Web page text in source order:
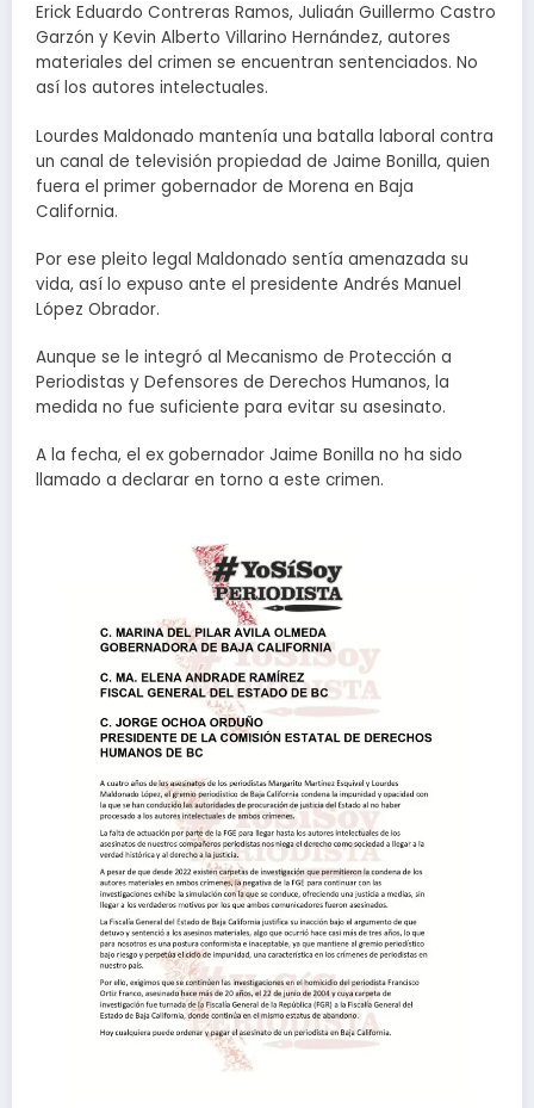
Erick Eduardo Contreras Ramos, Juliaán Guillermo Castro
Garzón y Kevin Alberto Villarino Hernández, autores
materiales del crimen se encuentran sentenciados. No
así los autores intelectuales.
Lourdes Maldonado mantenía una batalla laboral contra
un canal de televisión propiedad de Jaime Bonilla, quien
fuera el primer gobernador de Morena en Baja
California.
Por ese pleito legal Maldonado sentía amenazada su
vida, así lo expuso ante el presidente Andrés Manuel
López Obrador.
Aunque se le integró al Mecanismo de Protección a
Periodistas y Defensores de Derechos Humanos, la
medida no fue suficiente para evitar su asesinato.
A la fecha, el ex gobernador Jaime Bonilla no ha sido
llamado a declarar en torno a este crimen.